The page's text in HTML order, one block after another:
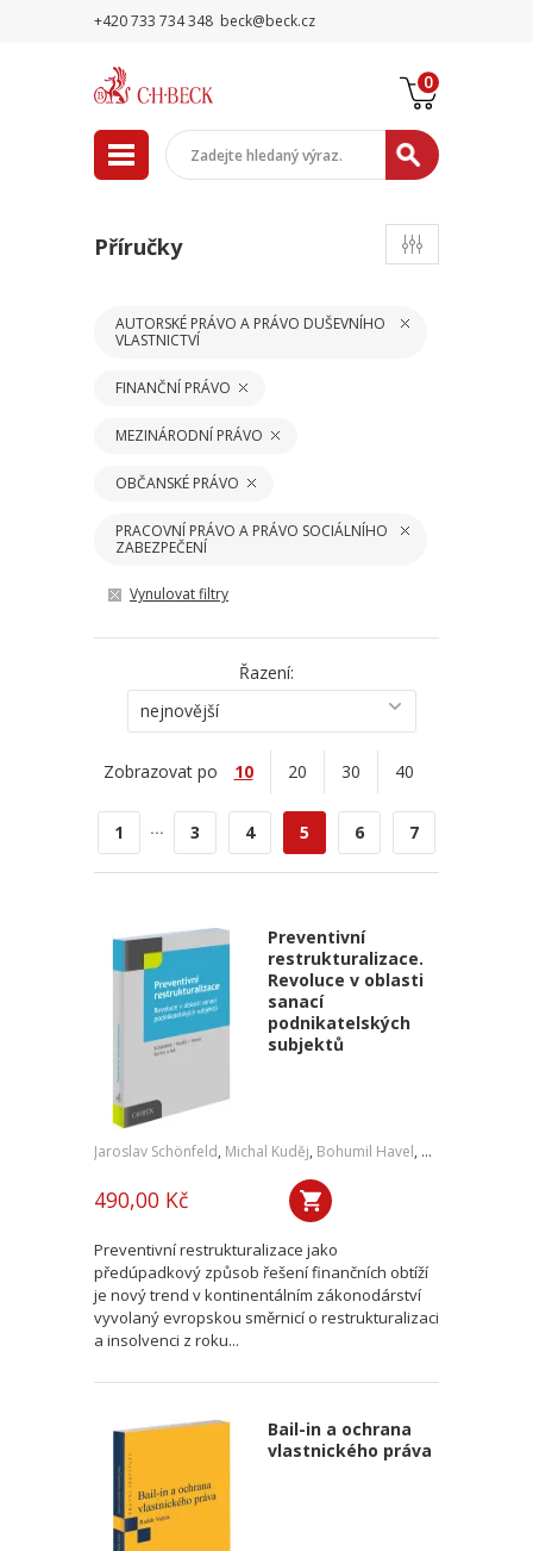
+420 733 734 348 beck@beck.cz
0
Příručky
AUTORSKÉ PRÁVO A PRÁVO DUŠEVNÍHO
VLASTNICTVÍ
FINANČNÍ PRÁVO
MEZINÁRODNÍ PRÁVO
OBČANSKÉ PRÁVO
PRACOVNÍ PRÁVO A PRÁVO SOCIÁLNÍHO
ZABEZPEČENÍ
Vynulovat filtry
Řazení:
nejnovější
Zobrazovat po 10 20 30 40
1 ... 3 4 5 6 7
Preventivní
restrukturalizace.
Revoluce v oblasti
sanací
podnikatelských
subjektů
Jaroslav Schönfeld, Michal Kuděj, Bohumil Havel, Petr Sprinz
490,00 Kč
Preventivní restrukturalizace jako
předúpadkový způsob řešení finančních obtíží
je nový trend v kontinentálním zákonodárství
vyvolaný evropskou směrnicí o restrukturalizaci
a insolvenci z roku...
Bail-in a ochrana
vlastnického práva